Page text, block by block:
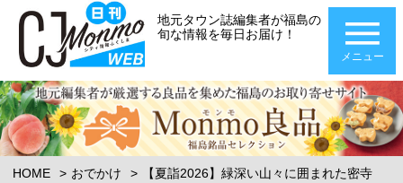
地元タウン誌編集者が福島の
旬な情報を毎日お届け！
メニュー
HOME おでかけ
【夏詣2026】緑深い山々に囲まれた密寺